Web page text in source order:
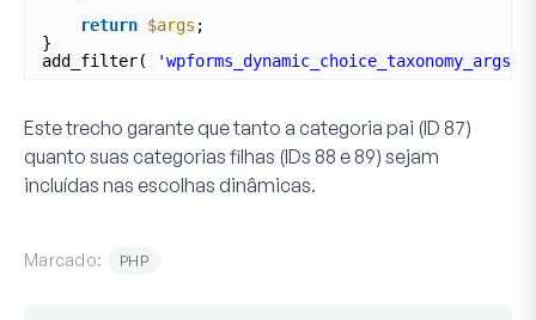
return $args ;
}
add_filter(
'wpforms_dynamic_choice_taxonomy_args'
Este trecho garante que tanto a categoria pai (ID 87)
quanto suas categorias filhas (IDs 88 e 89) sejam
incluídas nas escolhas dinâmicas.
Marcado: PHP